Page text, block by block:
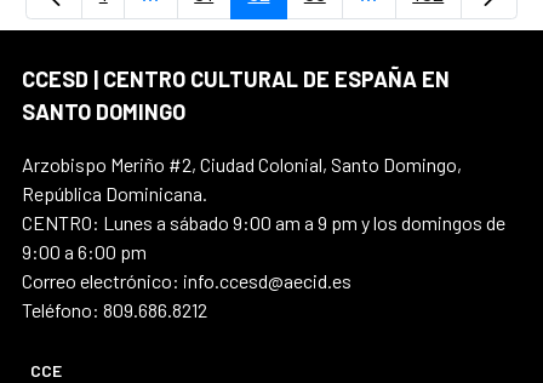
CCESD | CENTRO CULTURAL DE ESPAÑA EN
SANTO DOMINGO
Arzobispo Meriño #2, Ciudad Colonial, Santo Domingo,
República Dominicana.
CENTRO: Lunes a sábado 9:00 am a 9 pm y los domingos de
9:00 a 6:00 pm
Correo electrónico: info.ccesd@aecid.es
Teléfono: 809.686.8212
CCE